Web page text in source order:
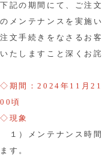
下記の期間にて、ご注
のメンテナンスを実施
注文手続きをなさるお
いたしますこと深くお
◇期間：2024年11月
00頃
◇現象
１）メンテナンス時間
ます。